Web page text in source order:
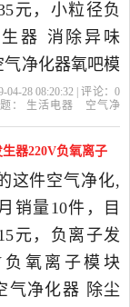
元，小粒径负
器 消除异味
净化器氧吧模
丰裕科技精选
,氧吧，由福建
28 08:20:32 | 评论： 0
： 生活电器
空气净
器220V负氧离子
这件空气净化,
销量10件，目
元，负离子发
负氧离子模块
气净化器 除尘